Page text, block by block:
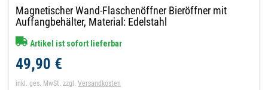
Magnetischer Wand-Flaschenöffner Bieröffner mit
Auffangbehälter, Material: Edelstahl
Artikel ist sofort lieferbar
49,90 €
inkl. ges. MwSt. zzgl.Versandkosten